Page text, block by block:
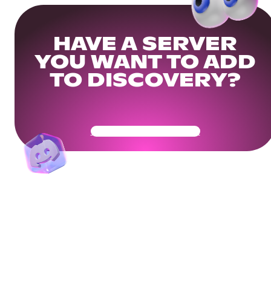
HAVE A SERVER
YOU WANT TO ADD
TO DISCOVERY?
Get Your Community Ready